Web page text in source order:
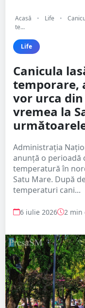
Acasă • Life •
te...
Life
Canicula
temporare,
vor urca
vremea la
Administrația
anunță o perioadă
temperatură în
Satu Mare. După
temperaturi cani...
6 iulie 2026 2 min